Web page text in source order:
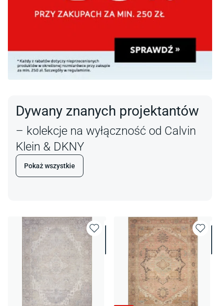
Dywany znanych projektantów
– kolekcje na wyłączność od Calvin
Klein & DKNY
Pokaż wszystkie